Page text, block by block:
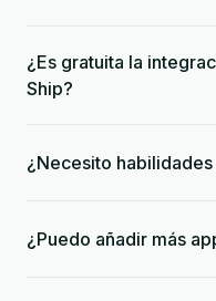
¿Es gratuita la
Ship?
¿Necesito
¿Puedo añadir más